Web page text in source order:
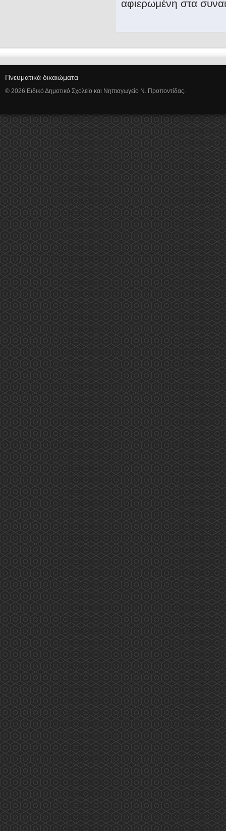
αφιερωμένη στα
Πνευματικά δικαιώματα
© 2026 Ειδικό Δημοτικό Σχολείο και Νηπιαγωγείο Ν. Προποντίδας.